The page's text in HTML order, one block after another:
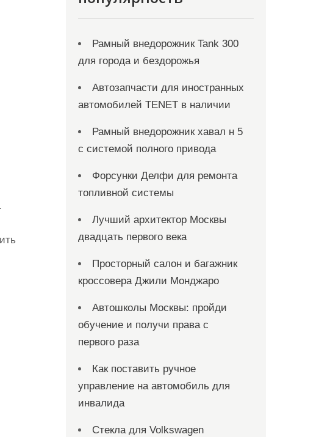
Рамный внедорожник Tank 300
для города и бездорожья
Автозапчасти для иностранных
автомобилей TENET в наличии
Рамный внедорожник хавал н 5
с системой полного привода
Форсунки Делфи для ремонта
топливной системы
Лучший архитектор Москвы
двадцать первого века
Просторный салон и багажник
кроссовера Джили Монджаро
Автошколы Москвы: пройди
обучение и получи права с
первого раза
Как поставить ручное
управление на автомобиль для
инвалида
Стекла для Volkswagen